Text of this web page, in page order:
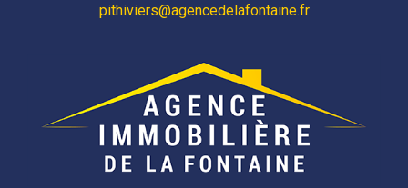
pithiviers@agencedelafontaine.fr